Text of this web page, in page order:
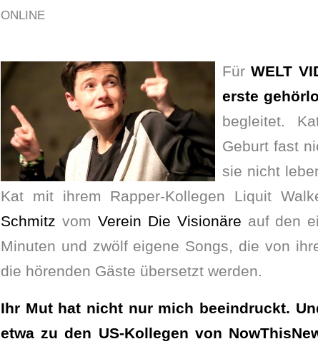
ONLINE
FürWELT
erste
begleitet.
Geburt fast
sie nicht
Kat mit ihrem Rapper-Kollegen Liquit
Schmitz vom Verein Die Visionäre auf den
Minuten und zwölf eigene Songs, die von
die hörenden Gäste übersetzt werden.
Ihr Mut hat nicht nur mich beeindruckt.
etwa zu den US-Kollegen von